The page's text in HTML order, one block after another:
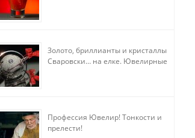
Золото, бриллианты и кристаллы
Сваровски… на елке. Ювелирные
Профессия Ювелир! Тонкости и
прелести!